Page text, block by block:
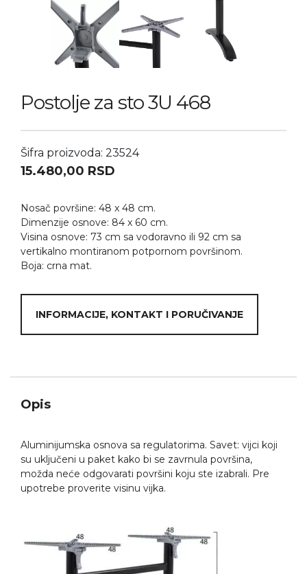
Postolje za sto 3U 468
Šifra proizvoda: 23524
15.480,00 RSD
Nosač površine: 48 x 48 cm.
Dimenzije osnove: 84 x 60 cm.
Visina osnove: 73 cm sa vodoravno ili 92 cm sa
vertikalno montiranom potpornom površinom.
Boja: crna mat.
INFORMACIJE, KONTAKT I PORUČIVANJE
Opis
Aluminijumska osnova sa regulatorima. Savet: vijci koji
su uključeni u paket kako bi se zavrnula površina,
možda neće odgovarati površini koju ste izabrali. Pre
upotrebe proverite visinu vijka.